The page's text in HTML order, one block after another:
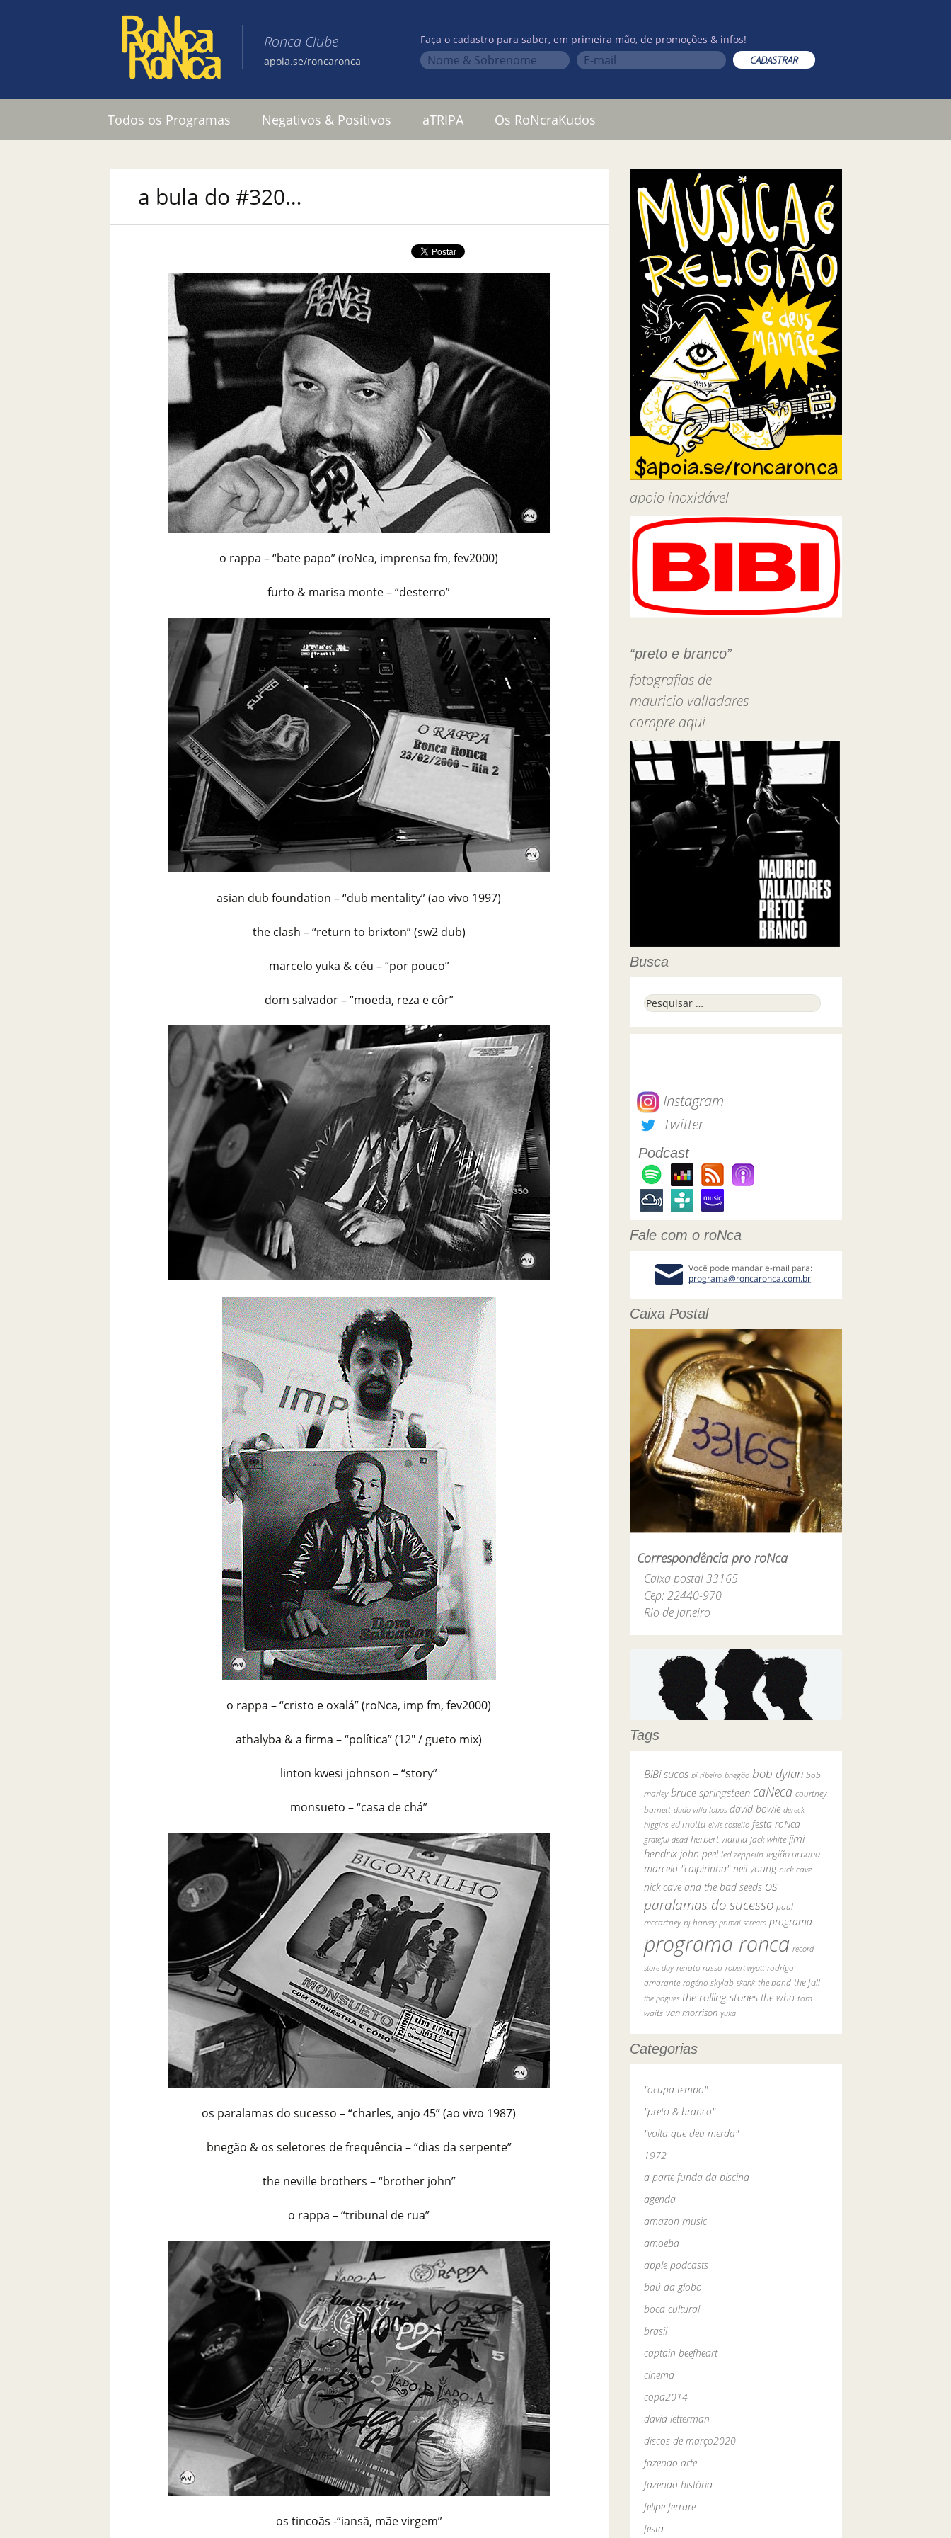
Ronca Clube
apoia.se/roncaronca
Faça o cadastro para saber, em primeira mão, de promoções & infos!
Todos os Programas Negativos & Positivos aTRIPA Os RoNcraKudos
a bula do #320…
o rappa – “bate papo” (roNca, imprensa fm, fev2000)
furto & marisa monte – “desterro”
asian dub foundation – “dub mentality” (ao vivo 1997)
the clash – “return to brixton” (sw2 dub)
marcelo yuka & céu – “por pouco”
dom salvador – “moeda, reza e côr”
o rappa – “cristo e oxalá” (roNca, imp fm, fev2000)
athalyba & a firma – “política” (12″ / gueto mix)
linton kwesi johnson – “story”
monsueto – “casa de chá”
os paralamas do sucesso – “charles, anjo 45” (ao vivo 1987)
bnegão & os seletores de frequência – “dias da serpente”
the neville brothers – “brother john”
o rappa – “tribunal de rua”
os tincoãs -“iansã, mãe virgem”
apoio inoxidável
“preto e branco”
fotografias de
mauricio valladares
compre aqui
Busca
Pesquisar por:
Instagram
Twitter
Podcast
Fale com o roNca
Caixa Postal
Correspondência pro roNca
Caixa postal 33165
Cep: 22440-970
Rio de Janeiro
Tags
BiBi sucos bi ribeiro bnegão bob dylan bob
marley bruce springsteen caNeca courtney
barnett dado villa-lobos david bowie dereck
higgins ed motta elvis costello festa roNca
grateful dead herbert vianna jack white jimi
hendrix john peel led zeppelin legião urbana
marcelo "caipirinha" neil young nick cave
nick cave and the bad seeds os
paralamas do sucesso paul
mccartney pj harvey primal scream programa
programa ronca record
store day renato russo robert wyatt rodrigo
amarante rogério skylab skank the band the fall
the pogues the rolling stones the who tom
waits van morrison yuka
Categorias
"ocupa tempo"
"preto & branco"
"volta que deu merda"
1972
a parte funda da piscina
agenda
amazon music
amoeba
apple podcasts
baú da globo
boca cultural
brasil
captain beefheart
cinema
copa2014
david letterman
discos de março2020
fazendo arte
fazendo história
felipe ferrare
festa